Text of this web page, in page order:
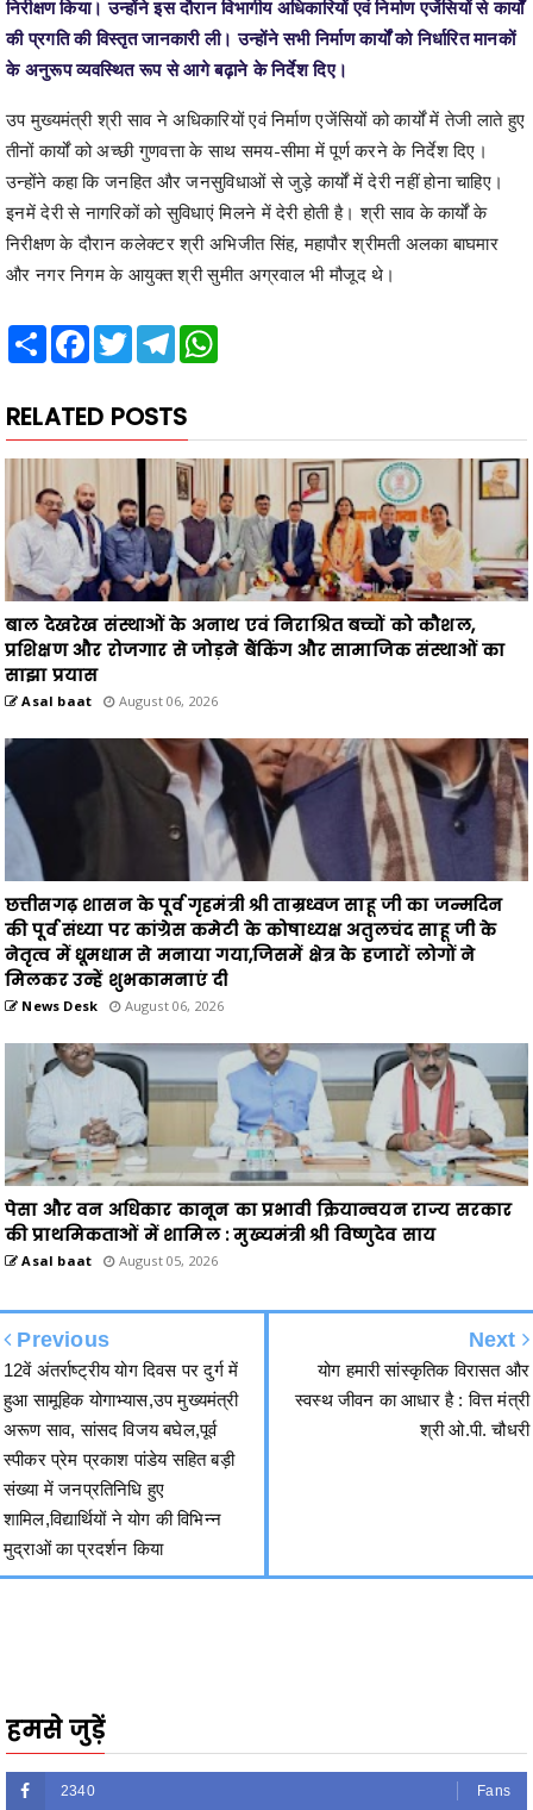
उप मुख्यमंत्री श्री साव ने अधिकारियों एवं निर्माण एजेंसियों को कार्यों में तेजी लाते हुए
तीनों कार्यों को अच्छी गुणवत्ता के साथ समय-सीमा में पूर्ण करने के निर्देश दिए।
उन्होंने कहा कि जनहित और जनसुविधाओं से जुड़े कार्यों में देरी नहीं होना चाहिए।
इनमें देरी से नागरिकों को सुविधाएं मिलने में देरी होती है। श्री साव के कार्यों के
निरीक्षण के दौरान कलेक्टर श्री अभिजीत सिंह, महापौर श्रीमती अलका बाघमार
और नगर निगम के आयुक्त श्री सुमीत अग्रवाल भी मौजूद थे।
ShareFacebook
TwitterTelegramWhatsApp
RELATED POSTS
बाल देखरेख संस्थाओं के अनाथ एवं निराश्रित बच्चों को कौशल,
प्रशिक्षण और रोजगार से जोड़ने बैंकिंग और सामाजिक संस्थाओं का
साझा प्रयास
Asal baat August 06, 2026
छत्तीसगढ़ शासन के पूर्व गृहमंत्री श्री ताम्रध्वज साहू जी का जन्मदिन
की पूर्व संध्या पर कांग्रेस कमेटी के कोषाध्यक्ष अतुलचंद साहू जी के
नेतृत्व में धूमधाम से मनाया गया,जिसमें क्षेत्र के हजारों लोगों ने
मिलकर उन्हें शुभकामनाएं दी
News Desk August 06, 2026
पेसा और वन अधिकार कानून का प्रभावी क्रियान्वयन राज्य सरकार
की प्राथमिकताओं में शामिल : मुख्यमंत्री श्री विष्णुदेव साय
Asal baat August 05, 2026
Previous
हुआ सामूहिक योगाभ्यास,उप मुख्यमंत्री
अरूण साव, सांसद विजय बघेल,पूर्व
स्पीकर प्रेम प्रकाश पांडेय सहित बड़ी
संख्या में जनप्रतिनिधि हुए
शामिल,विद्यार्थियों ने योग की विभिन्न
मुद्राओं का प्रदर्शन किया
स्वस्थ जीवन का आधार है : वित्त मंत्री
श्री ओ.पी. चौधरी
2340
3290 Followers